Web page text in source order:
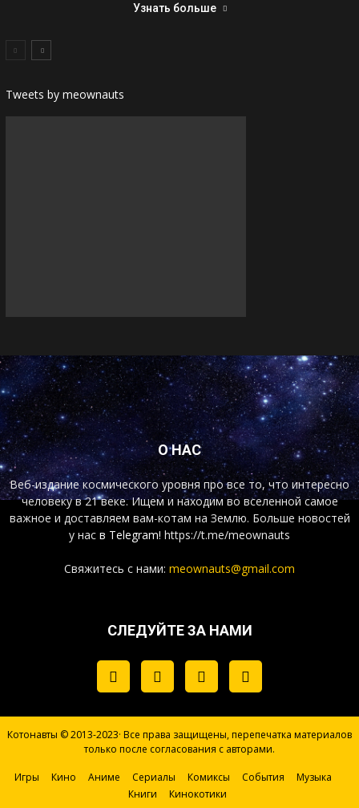
Узнать больше
Tweets by meownauts
О НАС
Веб-издание космического уровня про все то, что интересно
человеку в 21 веке. Ищем и находим во вселенной самое
важное и доставляем вам-котам на Землю. Больше новостей
у нас в Telegram! https://t.me/meownauts
Свяжитесь с нами: meownauts@gmail.com
СЛЕДУЙТЕ ЗА НАМИ
Котонавты © 2013-2023· Все права защищены, перепечатка материалов
только после согласования с авторами.
Игры Кино Аниме Сериалы Комиксы События
Музыка
Книги
Кинокотики